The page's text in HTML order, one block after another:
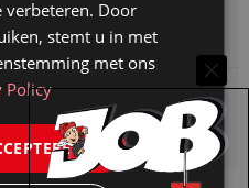
verbeteren. Door
stemt u in met
met ons
Policy